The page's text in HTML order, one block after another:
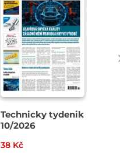
Technicky tydenik
10/2026
38 Kč